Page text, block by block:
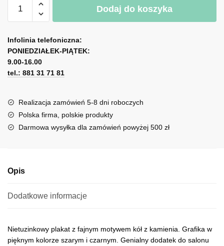
Plakat
Koła
z
kamieni
Dodaj do koszyka
l
t
e
r
a
t
i
Infolinia telefoniczna:
PONIEDZIAŁEK-PIĄTEK:
9.00-16.00
tel.: 881 31 71 81
Realizacja zamówień 5-8 dni roboczych
Polska firma, polskie produkty
Darmowa wysyłka dla zamówień powyżej 500 zł
Opis
Dodatkowe informacje
Nietuzinkowy plakat z fajnym motywem kół z kamienia. Grafika w
pięknym kolorze szarym i czarnym. Genialny dodatek do salonu